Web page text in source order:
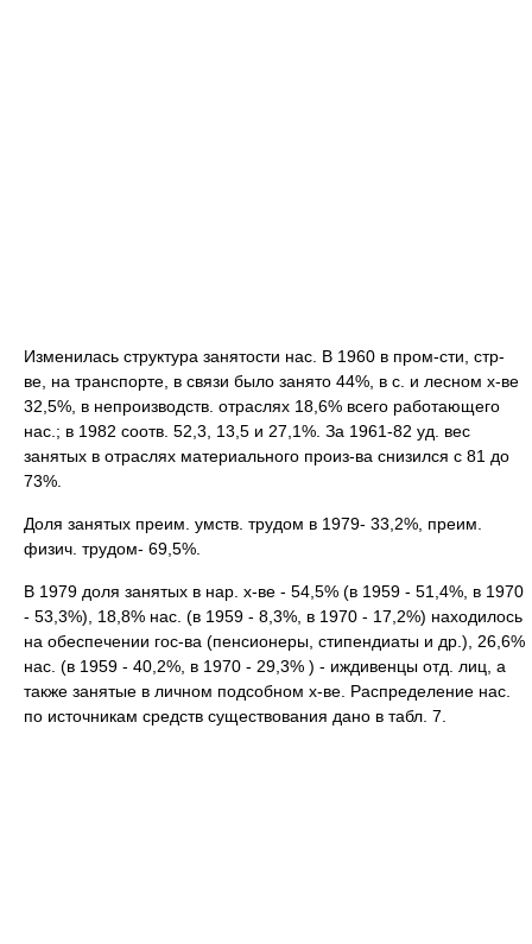
Изменилась структура занятости нас. В 1960 в пром-сти, стр-
ве, на транспорте, в связи было занято 44%, в с. и лесном х-ве
32,5%, в непроизводств. отраслях 18,6% всего работающего
нас.; в 1982 соотв. 52,3, 13,5 и 27,1%. За 1961-82 уд. вес
занятых в отраслях материального произ-ва снизился с 81 до
73%.
Доля занятых преим. умств. трудом в 1979- 33,2%, преим.
физич. трудом- 69,5%.
В 1979 доля занятых в нар. х-ве - 54,5% (в 1959 - 51,4%, в 1970
- 53,3%), 18,8% нас. (в 1959 - 8,3%, в 1970 - 17,2%) находилось
на обеспечении гос-ва (пенсионеры, стипендиаты и др.), 26,6%
нас. (в 1959 - 40,2%, в 1970 - 29,3% ) - иждивенцы отд. лиц, а
также занятые в личном подсобном х-ве. Распределение нас.
по источникам средств существования дано в табл. 7.